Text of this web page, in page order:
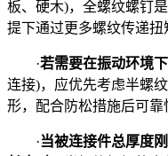
板、硬木)，全螺纹螺钉
提下通过更多螺纹传递扭
·若需要在振动环境
连接)，应优先考虑半螺
形，配合防松措施后可靠
·当被连接件总厚度